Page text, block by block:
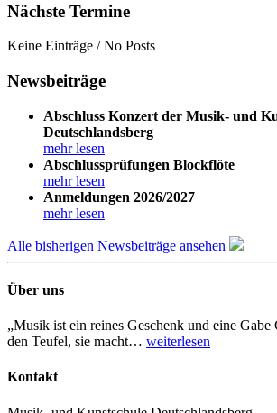
Nächste Termine
Keine Einträge / No Posts
Newsbeiträge
Abschluss Konzert der Musik- und
Deutschlandsberg
mehr lesen
Abschlussprüfungen Blockflöte
mehr lesen
Anmeldungen 2026/2027
mehr lesen
Alle bisherigen Newsbeiträge ansehen
Über uns
„Musik ist ein reines Geschenk und eine Gabe
den Teufel, sie macht… weiterlesen
Kontakt